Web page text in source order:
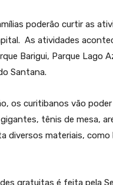
poderão curtir as
As atividades
Barigui, Parque Lago
Santana.
os curitibanos vão
tênis de mesa,
diversos materiais,
gratuitas é feita pela